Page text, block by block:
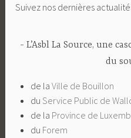
Suivez nos dernières
L’Asbl La Source, une
du
de la Ville de Bouillon
du Service Public de
de la Province de
du Forem